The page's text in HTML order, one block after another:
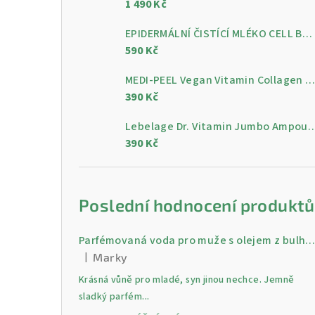
1 490 Kč
EPIDERMÁLNÍ ČISTÍCÍ MLÉKO CELL BY CELL Epidermal Cleansing Milk 200 ml
590 Kč
MEDI-PEEL Vegan Vitamin Collagen Clear, 300 ml
390 Kč
Lebelage Dr. Vitamin
390 Kč
Poslední hodnocení produktů
Parfémovaná voda pro muže s olejem z bulharské růži Gold 30 ml
Hodnocení produktu je 5 z 5 hvězdiček.
Marky
Krásná vůně pro mladé, syn jinou nechce. Jemně
sladký parfém...